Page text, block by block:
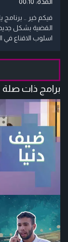
فيكم خير ..
القضية بشكل جديد
اسلوب الاقناع في
برامج ذات صلة